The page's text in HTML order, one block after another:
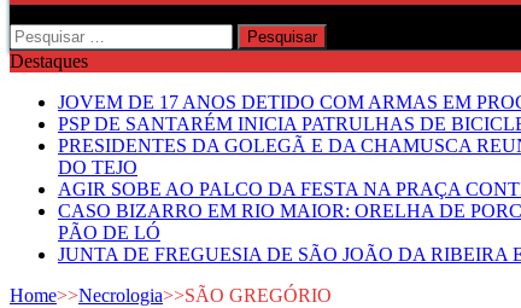
Pesquisar
por:
Destaques
JOVEM DE 17 ANOS DETIDO COM ARMAS EM
PSP DE SANTARÉM INICIA PATRULHAS DE
PRESIDENTES DA GOLEGÃ E DA CHAMUSCA
DO TEJO
AGIR SOBE AO PALCO DA FESTA NA PRAÇA
CASO BIZARRO EM RIO MAIOR: ORELHA DE
PÃO DE LÓ
JUNTA DE FREGUESIA DE SÃO JOÃO DA
Home>>Necrologia>>SÃO GREGÓRIO